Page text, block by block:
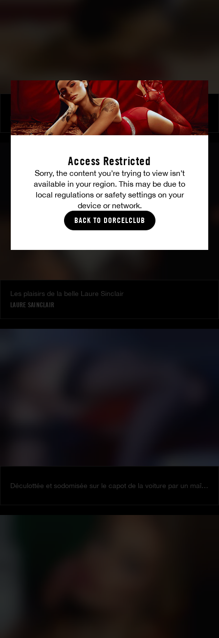
Access Restricted
Sorry, the content you’re trying to view isn’t
available in your region. This may be due to
local regulations or safety settings on your
device or network.
BACK TO DORCELCLUB
Domination hard pour la belle présidente Laure Sainclair soumise à son maître chanteur pervers
LAURE SAINCLAIR
Les plaisirs de la belle Laure Sinclair
LAURE SAINCLAIR
Déculottée et sodomisée sur le capot de la voiture par un maître chanteur pervers